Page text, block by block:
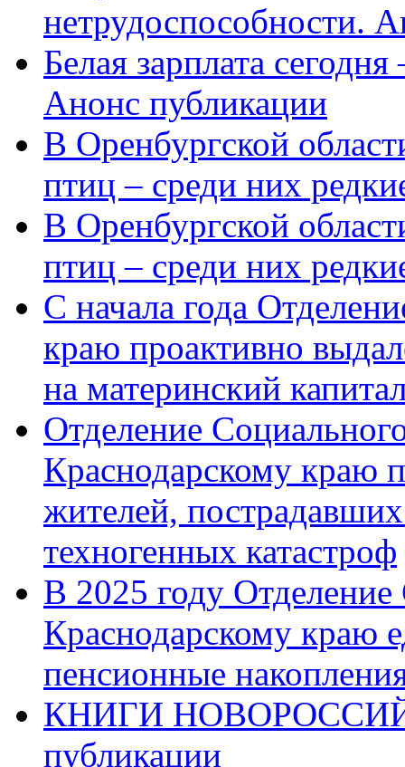
нетрудоспособности.
Белая зарплата
Анонс публикации
В Оренбургской
птиц – среди них
В Оренбургской
птиц – среди них
С начала года
краю проактивно
на материнский
Отделение
Краснодарскому краю
жителей,
техногенных катастроф
В 2025 году
Краснодарскому краю
пенсионные
КНИГИ
публикации